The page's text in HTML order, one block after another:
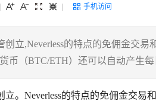
手机访问
立,Neverless的特点的免佣金交易
币（BTC/ETH）还可以自动产生
。Neverless的特点的免佣金交易